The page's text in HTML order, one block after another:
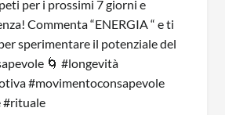
E CONNESSIONE